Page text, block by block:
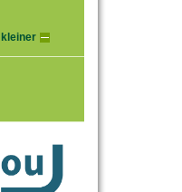
kleiner